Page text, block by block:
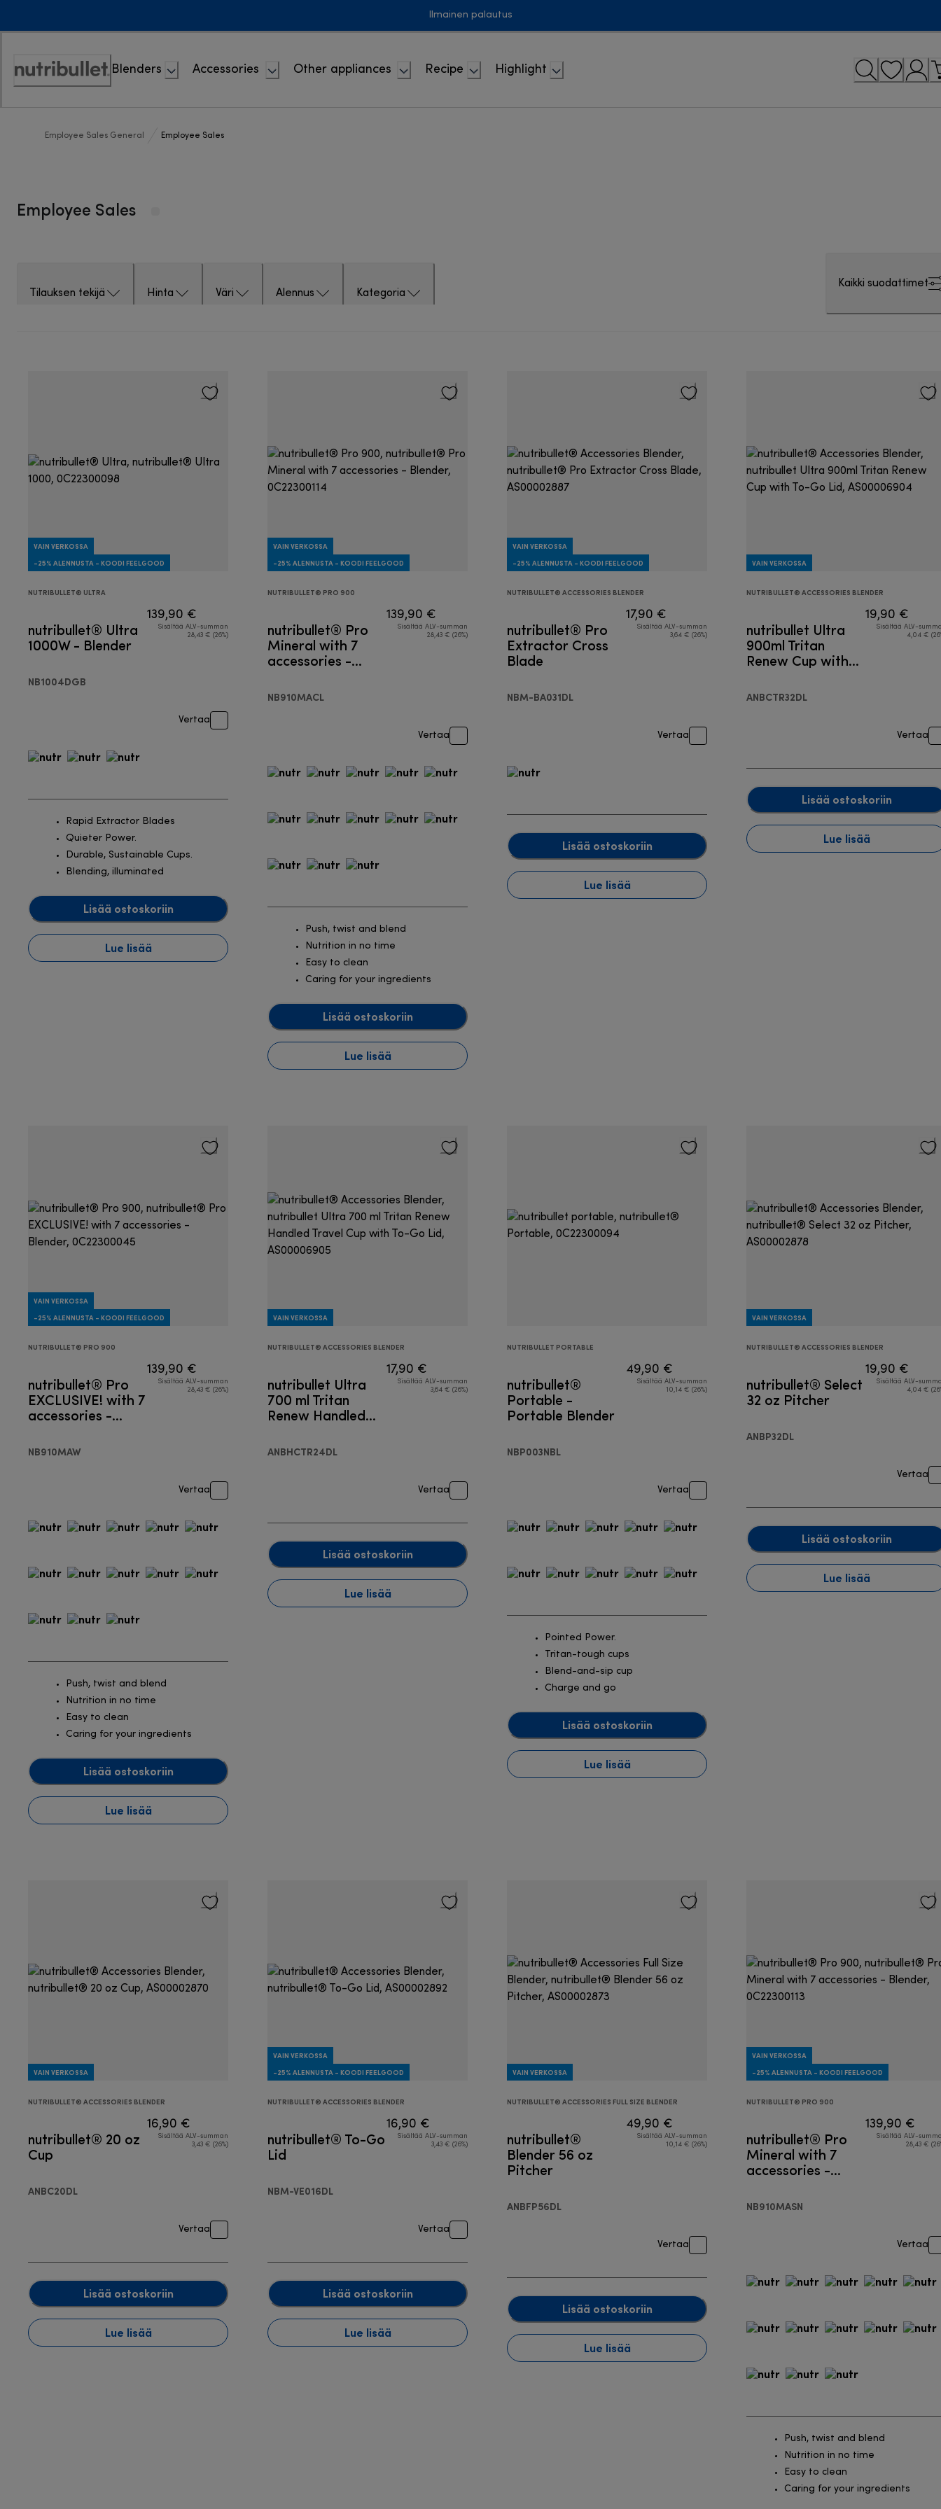
Ilmainen palautus
Accessibility
Blenders Accessories Other appliances Recipe Highlight
Employee Sales General Employee Sales
Employee Sales
Tilauksen tekijä Hinta Väri Alennus Kategoria
Kaikki suodattimet
VAIN VERKOSSA
-25% ALENNUSTA - KOODI FEELGOOD
NUTRIBULLET® ULTRA
nutribullet® Ultra
1000W - Blender
NB1004DGB
139,90 €
Sisältää ALV-summan
28,43 € (26%)
Vertaa
Rapid Extractor Blades
Quieter Power.
Durable, Sustainable Cups.
Blending, illuminated
Lisää ostoskoriin
Lue lisää
VAIN VERKOSSA
-25% ALENNUSTA - KOODI FEELGOOD
NUTRIBULLET® PRO 900
nutribullet® Pro
Mineral with 7
accessories -
NB910MACL
139,90 €
Sisältää ALV-summan
28,43 € (26%)
Vertaa
Push, twist and blend
Nutrition in no time
Easy to clean
Caring for your ingredients
Lisää ostoskoriin
Lue lisää
VAIN VERKOSSA
-25% ALENNUSTA - KOODI FEELGOOD
NUTRIBULLET® ACCESSORIES BLENDER
nutribullet® Pro
Extractor Cross
Blade
NBM-BA031DL
17,90 €
Sisältää ALV-summan
3,64 € (26%)
Vertaa
Lisää ostoskoriin
Lue lisää
VAIN VERKOSSA
NUTRIBULLET® ACCESSORIES BLENDER
nutribullet Ultra
900ml Tritan
Renew Cup with
ANBCTR32DL
19,90 €
Sisältää ALV-
4,04 €
Vertaa
Lisää ostoskoriin
Lue lisää
VAIN VERKOSSA
-25% ALENNUSTA - KOODI FEELGOOD
NUTRIBULLET® PRO 900
nutribullet® Pro
EXCLUSIVE! with 7
accessories -
NB910MAW
139,90 €
Sisältää ALV-summan
28,43 € (26%)
Vertaa
Push, twist and blend
Nutrition in no time
Easy to clean
Caring for your ingredients
Lisää ostoskoriin
Lue lisää
VAIN VERKOSSA
NUTRIBULLET® ACCESSORIES BLENDER
nutribullet Ultra
700 ml Tritan
Renew Handled
To-Go Lid
ANBHCTR24DL
17,90 €
Sisältää ALV-summan
3,64 € (26%)
Vertaa
Lisää ostoskoriin
Lue lisää
NUTRIBULLET PORTABLE
nutribullet®
Portable -
Portable Blender
NBP003NBL
49,90 €
Sisältää ALV-summan
10,14 € (26%)
Vertaa
Pointed Power.
Tritan-tough cups
Blend-and-sip cup
Charge and go
Lisää ostoskoriin
Lue lisää
VAIN VERKOSSA
NUTRIBULLET® ACCESSORIES BLENDER
nutribullet® Select
32 oz Pitcher
ANBP32DL
19,90 €
Sisältää ALV-
4,04 €
Vertaa
Lisää ostoskoriin
Lue lisää
VAIN VERKOSSA
NUTRIBULLET® ACCESSORIES BLENDER
nutribullet® 20 oz
Cup
ANBC20DL
16,90 €
Sisältää ALV-summan
3,43 € (26%)
Vertaa
Lisää ostoskoriin
Lue lisää
VAIN VERKOSSA
-25% ALENNUSTA - KOODI FEELGOOD
NUTRIBULLET® ACCESSORIES BLENDER
nutribullet® To-Go
Lid
NBM-VE016DL
16,90 €
Sisältää ALV-summan
3,43 € (26%)
Vertaa
Lisää ostoskoriin
Lue lisää
VAIN VERKOSSA
NUTRIBULLET® ACCESSORIES FULL SIZE BLENDER
nutribullet®
Blender 56 oz
Pitcher
ANBFP56DL
49,90 €
Sisältää ALV-summan
10,14 € (26%)
Vertaa
Lisää ostoskoriin
Lue lisää
VAIN VERKOSSA
-25% ALENNUSTA - KOODI FEELGOOD
NUTRIBULLET® PRO 900
nutribullet® Pro
Mineral with 7
accessories -
NB910MASN
139,90 €
Sisältää ALV-
28,43 €
Vertaa
Push, twist and blend
Nutrition in no time
Easy to clean
Caring for your ingredients